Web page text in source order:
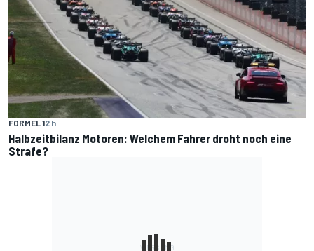
FORMEL 12 h
Halbzeitbilanz Motoren: Welchem Fahrer droht noch eine
Strafe?